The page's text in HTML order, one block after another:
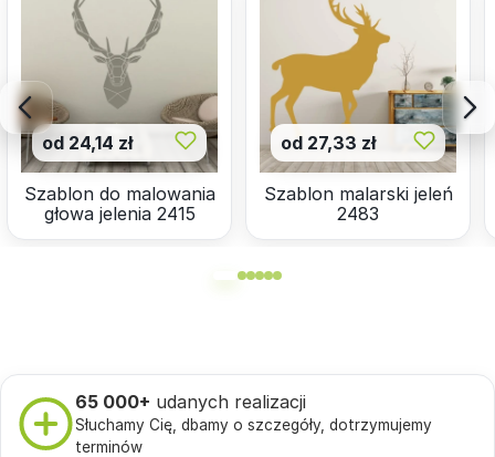
od 24,14 zł
Szablon do malowania
głowa jelenia 2415
od 27,33 zł
Szablon malarski jeleń
2483
65 000+ udanych realizacji
Słuchamy Cię, dbamy o szczegóły, dotrzymujemy
terminów